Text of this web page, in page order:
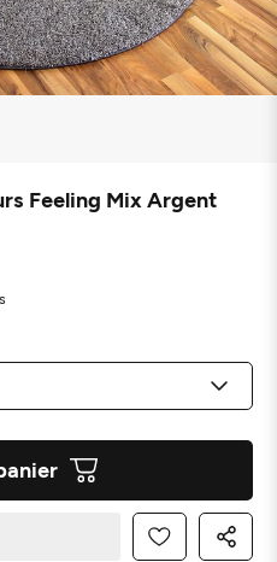
Feeling Mix Argent